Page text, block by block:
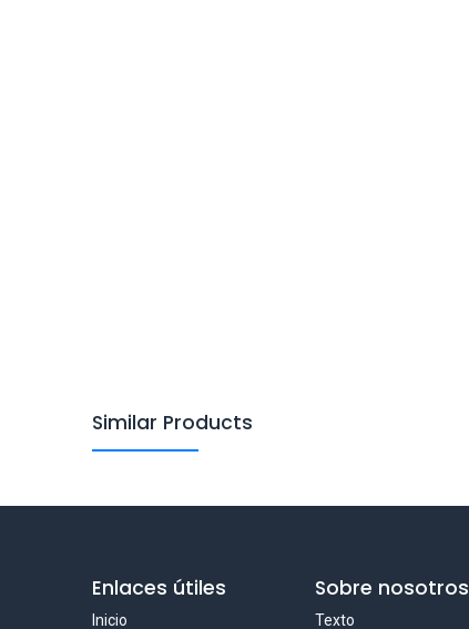
Similar Products
Enlaces útiles
Inicio
Sobre nosotros
Texto